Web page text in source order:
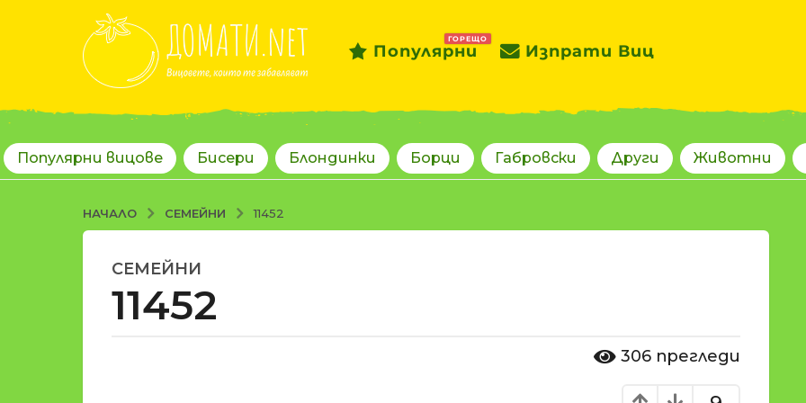
Популярни
ГОРЕЩО
Изпрати Виц
Популярни вицове Бисери Блондинки Борци Габровски Други Животни
НАЧАЛО СЕМЕЙНИ 11452
1
8
СЕМЕЙНИ
11452
306 прегледи